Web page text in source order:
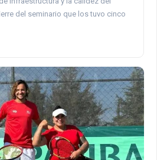
del seminario que los tuvo cinco